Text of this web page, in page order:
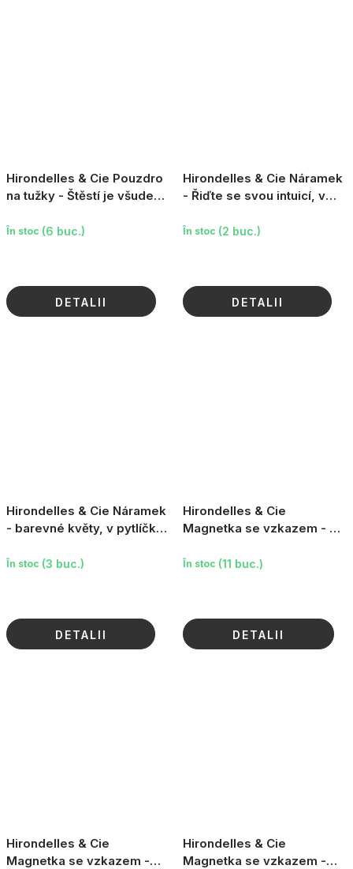
Hirondelles & Cie Pouzdro
na tužky - Štěstí je všude
În stoc (6 buc.)
DETALII
Hirondelles & Cie Náramek
- Řiďte se svou intuicí, v
În stoc (2 buc.)
DETALII
Hirondelles & Cie Náramek
- barevné květy, v pytlíčku,
În stoc (3 buc.)
DETALII
Hirondelles & Cie
Magnetka se vzkazem - Se
Choses
În stoc (11 buc.)
DETALII
Hirondelles & Cie
Magnetka se vzkazem -
Hirondelles & Cie
Magnetka se vzkazem -